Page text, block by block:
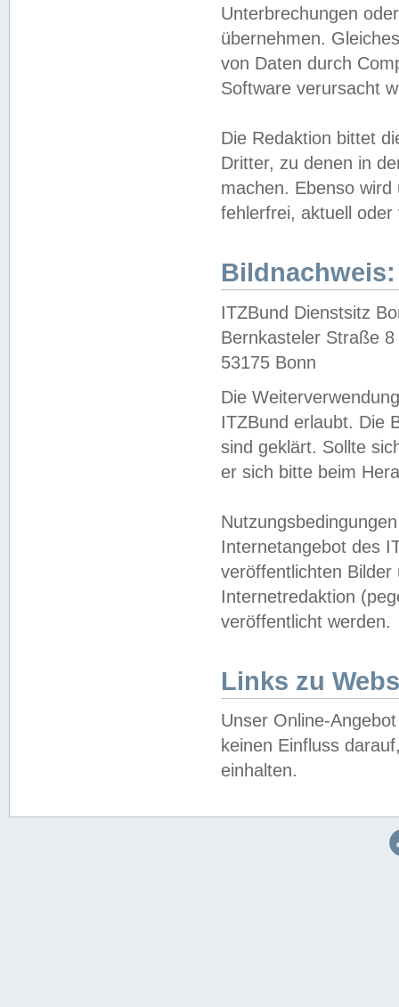
Unterbrechungen
übernehmen.
von Daten durch
Software verursacht
Die Redaktion bittet
Dritter, zu denen in
machen. Ebenso
fehlerfrei, aktuell oder
Bildnachweis:
ITZBund Dienstsitz
Bernkasteler Straße 8
53175 Bonn
Die
ITZBund erlaubt. Die
sind geklärt. Sollte
er sich bitte beim
Internetangebot des
veröffentlichten
Internetredaktion
veröffentlicht werden.
Links zu
Unser Online-
keinen Einfluss
einhalten.